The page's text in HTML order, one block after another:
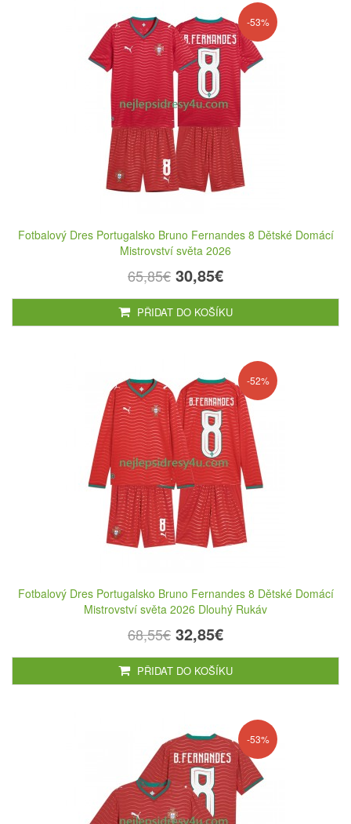
-53%
Fotbalový Dres Portugalsko Bruno Fernandes 8 Dětské Domácí
Mistrovství světa 2026
65,85€ 30,85€
PŘIDAT DO KOŠÍKU
-52%
Fotbalový Dres Portugalsko Bruno Fernandes 8 Dětské Domácí
Mistrovství světa 2026 Dlouhý Rukáv
68,55€ 32,85€
PŘIDAT DO KOŠÍKU
-53%